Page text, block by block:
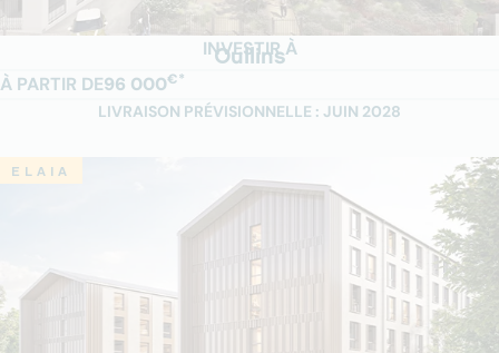
INVESTIR À
Oullins
À PARTIR DE96 000€*
LIVRAISON PRÉVISIONNELLE : JUIN 2028
ELAIA